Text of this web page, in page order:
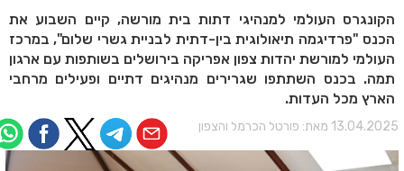
הקונגרס העולמי למנהיגי דתות בית מורשה, קיים השבוע את
הכנס "פרדיגמה תיאולוגית בין-דתית לבניית גשרי שלום", במרכז
העולמי למורשת יהדות צפון אפריקה בירושלים בשותפות עם ארגון
תמה. בכנס השתתפו שגרירים מנהיגים דתיים ופעילים מרחבי
הארץ מכל העדות.
מאת: פורטל הכרמל והצפון